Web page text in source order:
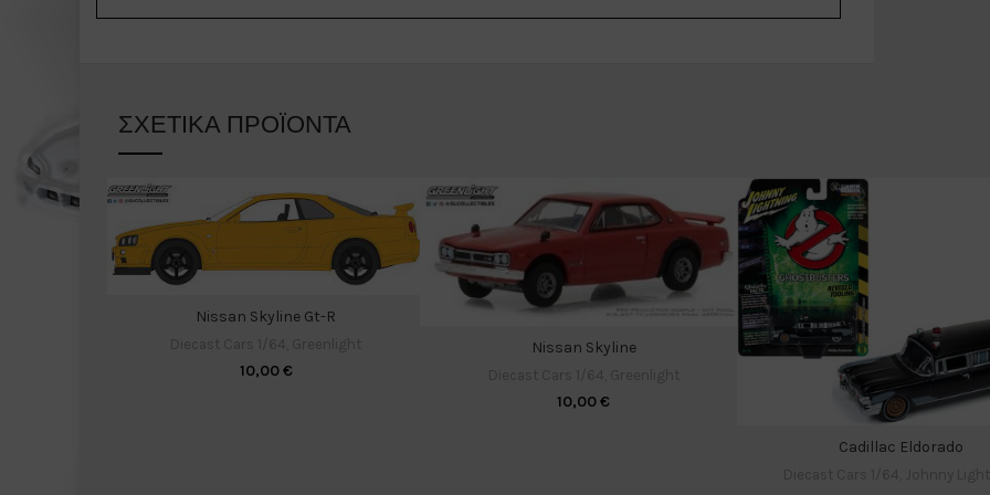
ΣΧΕΤΙΚΆ ΠΡΟΪΌΝΤΑ
Nissan Skyline Gt-R
10,00€
Nissan Skyline
10,00€
Cadillac Eldorado